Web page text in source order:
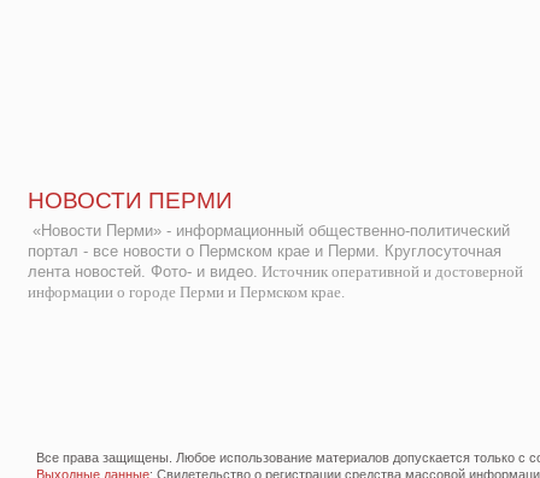
НОВОСТИ ПЕРМИ
«Новости Перми» - информационный общественно-политический
портал - все новости о Пермском крае и Перми. Круглосуточная
лента новостей. Фото- и видео. Источник оперативной и достоверной
информации о городе Перми и Пермском крае.
Все права защищены. Любое использование материалов допускается только с
Выходные данные: Свидетельство о регистрации средства массовой